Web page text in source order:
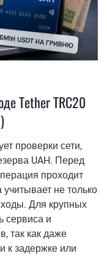
Tether TRC20
проверки сети,
UAH. Перед
проходит
учитывает не только
Для крупных
сервиса и
так как даже
к задержке или